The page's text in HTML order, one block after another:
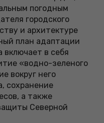
погодным
городского
и архитектуре
план адаптации
включает в себя
«водно-зеленого
вокруг него
сохранение
а также
Северной